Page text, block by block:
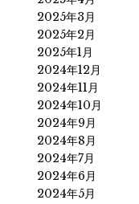
2025年3月
2025年2月
2025年1月
2024年12月
2024年11月
2024年10月
2024年9月
2024年8月
2024年7月
2024年6月
2024年5月